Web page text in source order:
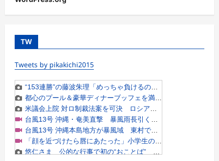
TW
Tweets by pikakichi2015